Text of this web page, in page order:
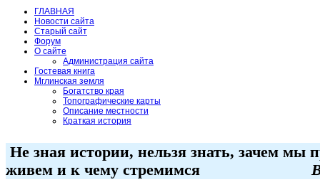
ГЛАВНАЯ
Новости сайта
Старый сайт
Форум
О сайте
Администрация сайта
Гостевая книга
Мглинская земля
Богатство края
Топографические карты
Описание местности
Краткая история
Не зная истории, нельзя знать, зачем мы
живем и к чему стремимся